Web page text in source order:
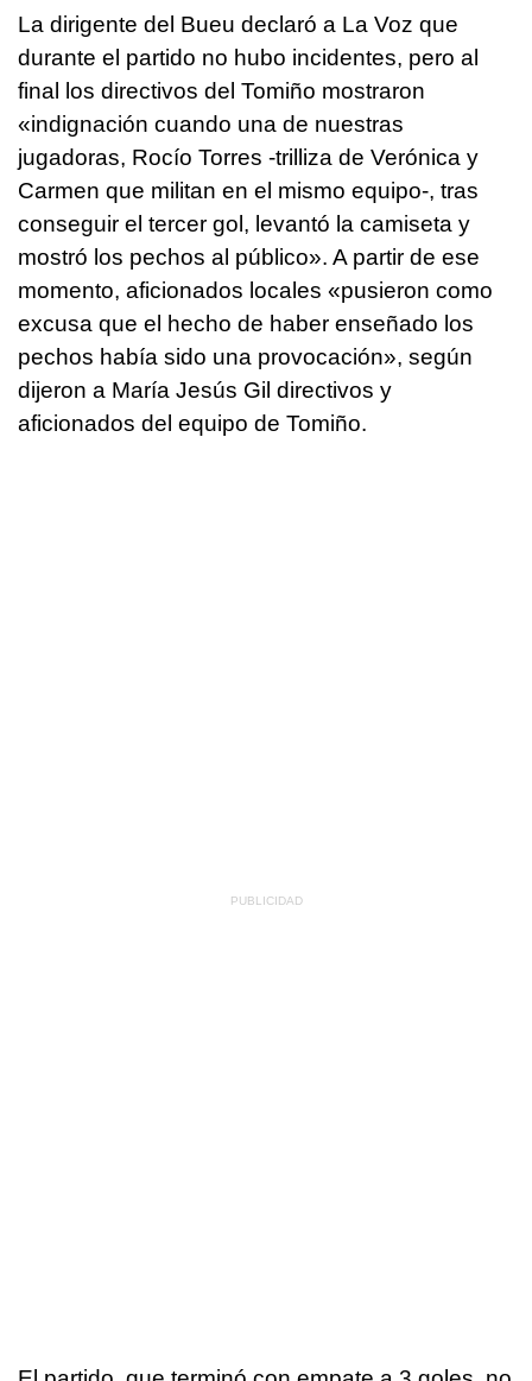
La dirigente del Bueu declaró a La Voz que
durante el partido no hubo incidentes, pero al
final los directivos del Tomiño mostraron
«indignación cuando una de nuestras
jugadoras, Rocío Torres -trilliza de Verónica y
Carmen que militan en el mismo equipo-, tras
conseguir el tercer gol, levantó la camiseta y
mostró los pechos al público». A partir de ese
momento, aficionados locales «pusieron como
excusa que el hecho de haber enseñado los
pechos había sido una provocación», según
dijeron a María Jesús Gil directivos y
aficionados del equipo de Tomiño.